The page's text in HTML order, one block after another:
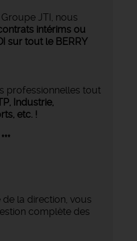
JTI, nous
intérims ou
sur tout le BERRY
professionnelles tout
Industrie,
etc. !
***
la direction, vous
complète des